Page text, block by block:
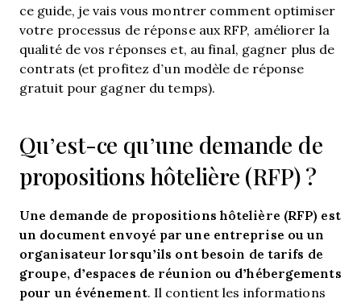
ce guide, je vais vous montrer comment optimiser
votre processus de réponse aux RFP, améliorer la
qualité de vos réponses et, au final, gagner plus de
contrats (et profitez d’un modèle de réponse
gratuit pour gagner du temps).
Qu’est-ce qu’une demande de
propositions hôtelière (RFP) ?
Une demande de propositions hôtelière (RFP) est
un document envoyé par une entreprise ou un
organisateur lorsqu’ils ont besoin de tarifs de
groupe, d’espaces de réunion ou d’hébergements
pour un événement. Il contient les informations